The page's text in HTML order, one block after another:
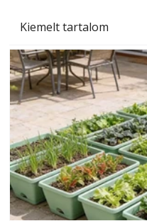
Kiemelt tartalom